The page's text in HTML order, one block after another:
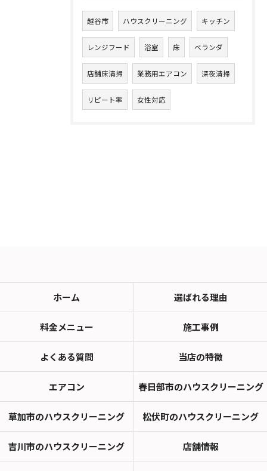
越谷市 ハウスクリーニング キッチン
レンジフード 浴室 床 ベランダ
店舗床清掃 業務用エアコン 深夜清掃
リピート率 女性対応
ホーム 選ばれる理由
料金メニュー 施工事例
よくある質問 当店の特徴
エアコン 春日部市のハウスクリーニング
草加市のハウスクリーニング 松伏町のハウスクリーニング
吉川市のハウスクリーニング 店舗情報